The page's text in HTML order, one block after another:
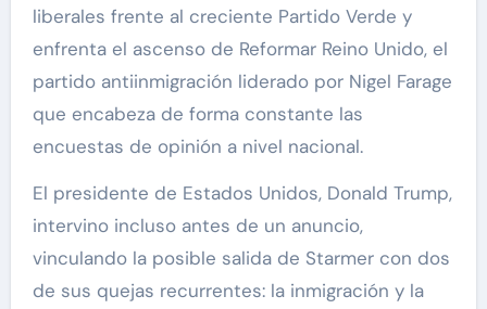
liberales frente al creciente Partido Verde y
enfrenta el ascenso de Reformar Reino Unido, el
partido antiinmigración liderado por Nigel Farage
que encabeza de forma constante las
encuestas de opinión a nivel nacional.
El presidente de Estados Unidos, Donald Trump,
intervino incluso antes de un anuncio,
vinculando la posible salida de Starmer con dos
de sus quejas recurrentes: la inmigración y la